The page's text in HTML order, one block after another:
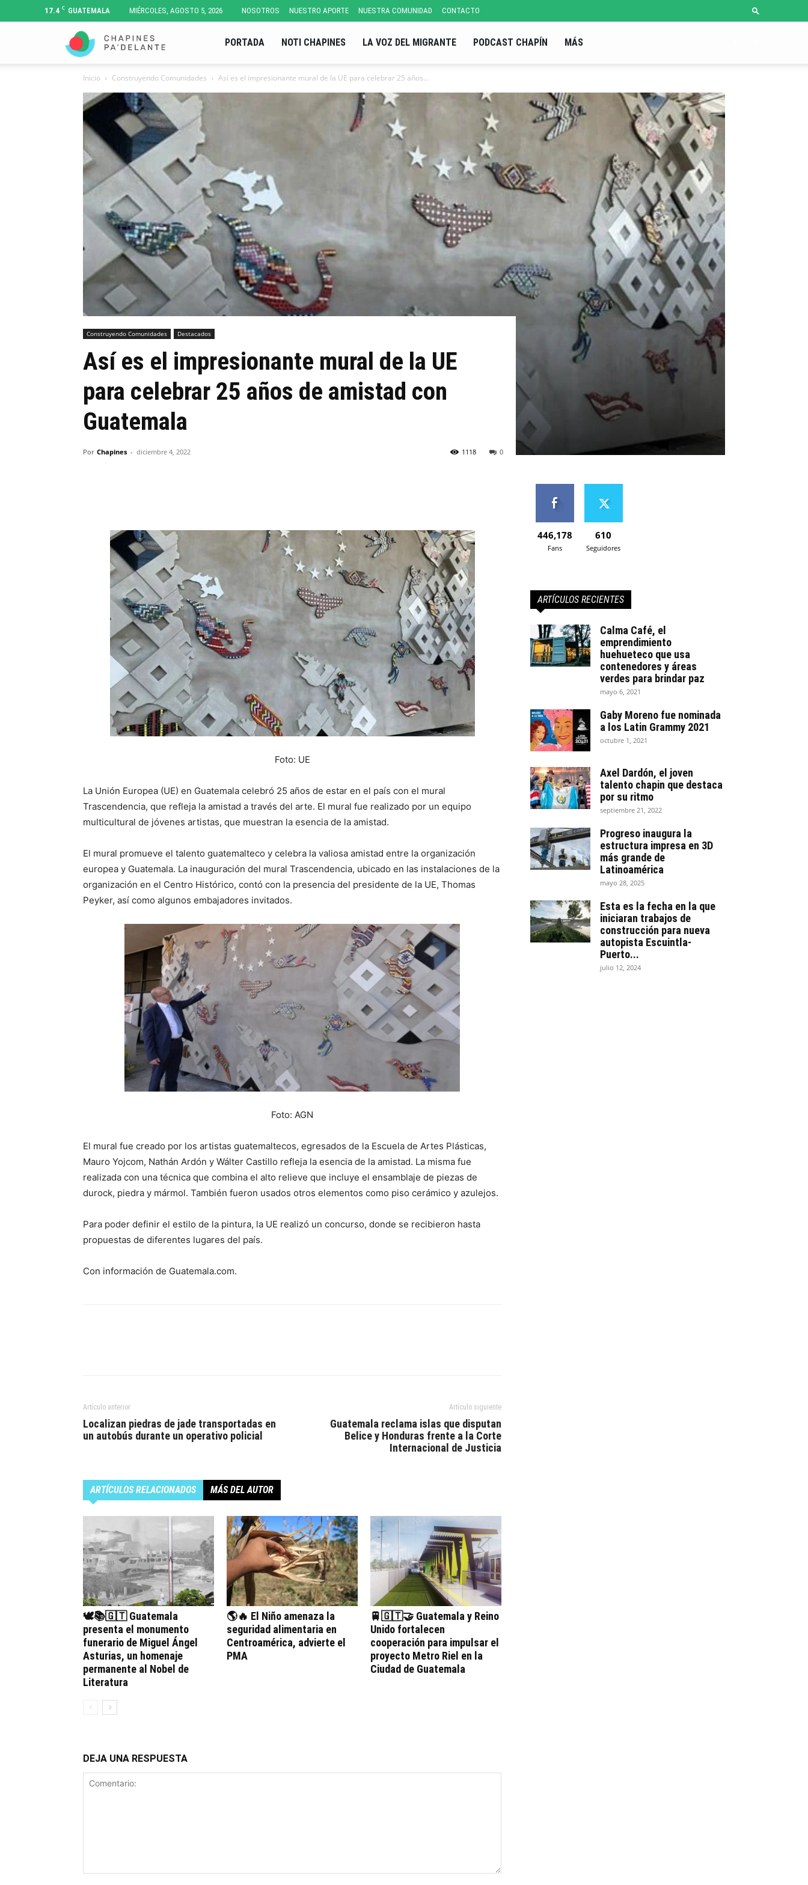
17.4 C GUATEMALA MIÉRCOLES, AGOSTO 5, 2026 NOSOTROS NUESTRO APORTE NUESTRA COMUNIDAD CONTACTO
Pa'
Delante
PORTADA NOTI CHAPINES LA VOZ DEL MIGRANTE PODCAST CHAPÍN MÁS
Inicio Construyendo Comunidades Así es el impresionante mural de la UE para celebrar 25 años...
Construyendo Comunidades Destacados
Así es el impresionante mural de la UE
para celebrar 25 años de amistad con
Guatemala
Por Chapines - diciembre 4, 2022 0
1118
Foto: UE
La Unión Europea (UE) en Guatemala celebró 25 años de estar en el país con el mural
Trascendencia, que refleja la amistad a través del arte. El mural fue realizado por un equipo
multicultural de jóvenes artistas, que muestran la esencia de la amistad.
El mural promueve el talento guatemalteco y celebra la valiosa amistad entre la organización
europea y Guatemala. La inauguración del mural Trascendencia, ubicado en las instalaciones de la
organización en el Centro Histórico, contó con la presencia del presidente de la UE, Thomas
Peyker, así como algunos embajadores invitados.
Foto: AGN
El mural fue creado por los artistas guatemaltecos, egresados de la Escuela de Artes Plásticas,
Mauro Yojcom, Nathán Ardón y Wálter Castillo refleja la esencia de la amistad. La misma fue
realizada con una técnica que combina el alto relieve que incluye el ensamblaje de piezas de
durock, piedra y mármol. También fueron usados otros elementos como piso cerámico y azulejos.
Para poder definir el estilo de la pintura, la UE realizó un concurso, donde se recibieron hasta
propuestas de diferentes lugares del país.
Con información de Guatemala.com.
Artículo anterior
Localizan piedras de jade transportadas en
un autobús durante un operativo policial
Artículo siguiente
Guatemala reclama islas que disputan
Belice y Honduras frente a la Corte
Internacional de Justicia
ARTÍCULOS RELACIONADOS MÁS DEL AUTOR
🕊️📚🇬🇹 Guatemala
presenta el monumento
funerario de Miguel Ángel
Asturias, un homenaje
permanente al Nobel de
Literatura
🌎🔥 El Niño amenaza la
seguridad alimentaria en
Centroamérica, advierte el
PMA
🚆🇬🇹🤝 Guatemala y Reino
Unido fortalecen
cooperación para impulsar el
proyecto Metro Riel en la
Ciudad de Guatemala
DEJA UNA RESPUESTA
446,178
Fans
610
Seguidores
ARTÍCULOS RECIENTES
Calma Café, el
emprendimiento
huehueteco que usa
contenedores y áreas
verdes para brindar paz
mayo 6, 2021
Gaby Moreno fue nominada
a los Latin Grammy 2021
octubre 1, 2021
Axel Dardón, el joven
talento chapin que destaca
por su ritmo
septiembre 21, 2022
Progreso inaugura la
estructura impresa en 3D
más grande de
Latinoamérica
mayo 28, 2025
Esta es la fecha en la que
iniciaran trabajos de
construcción para nueva
autopista Escuintla-
Puerto...
julio 12, 2024